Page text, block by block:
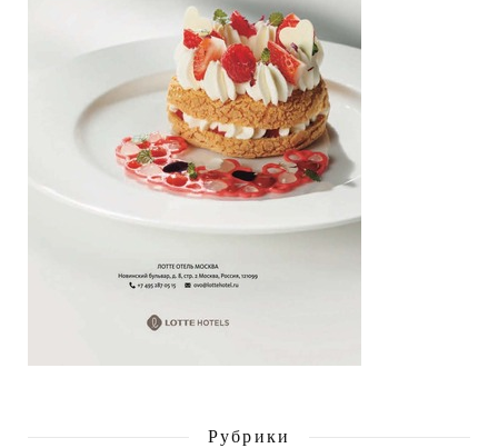
Рубрики